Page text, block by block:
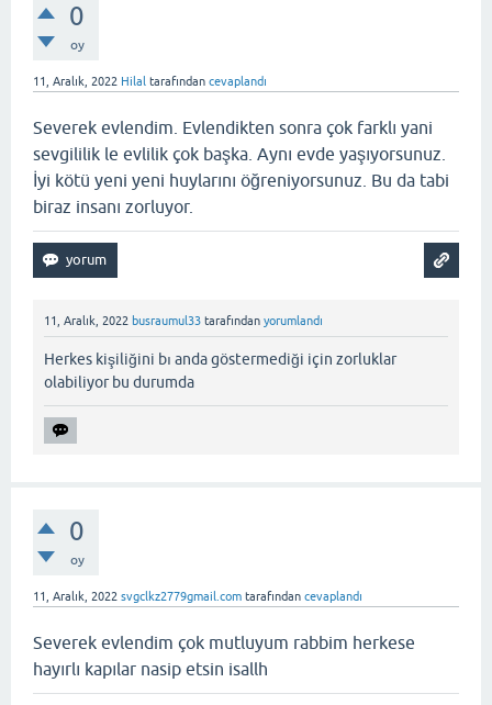
0
oy
11, Aralık, 2022 Hilal tarafından cevaplandı
Severek evlendim. Evlendikten sonra çok farklı yani
sevgililik le evlilik çok başka. Aynı evde yaşıyorsunuz.
İyi kötü yeni yeni huylarını öğreniyorsunuz. Bu da tabi
biraz insanı zorluyor.
11, Aralık, 2022 busraumul33 tarafından yorumlandı
Herkes kişiliğini bı anda göstermediği için zorluklar
olabiliyor bu durumda
0
oy
11, Aralık, 2022 svgclkz2779gmail.com tarafından cevaplandı
Severek evlendim çok mutluyum rabbim herkese
hayırlı kapılar nasip etsin isallh